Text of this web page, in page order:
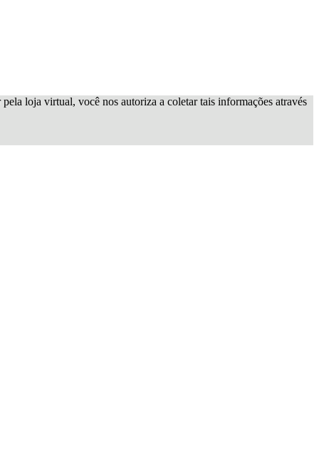
loja virtual, você nos autoriza a coletar tais informações através